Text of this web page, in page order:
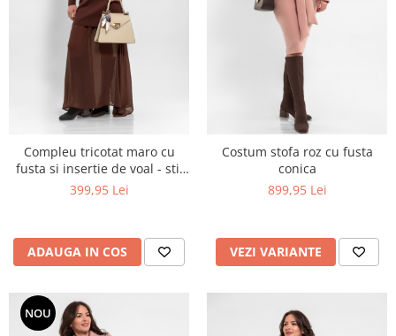
Compleu tricotat maro cu
fusta si insertie de voal - stil
relaxat cu detalii feminine
399,95 Lei
ADAUGA IN COS
Costum stofa roz cu fusta
conica
899,95 Lei
VEZI VARIANTE
NOU